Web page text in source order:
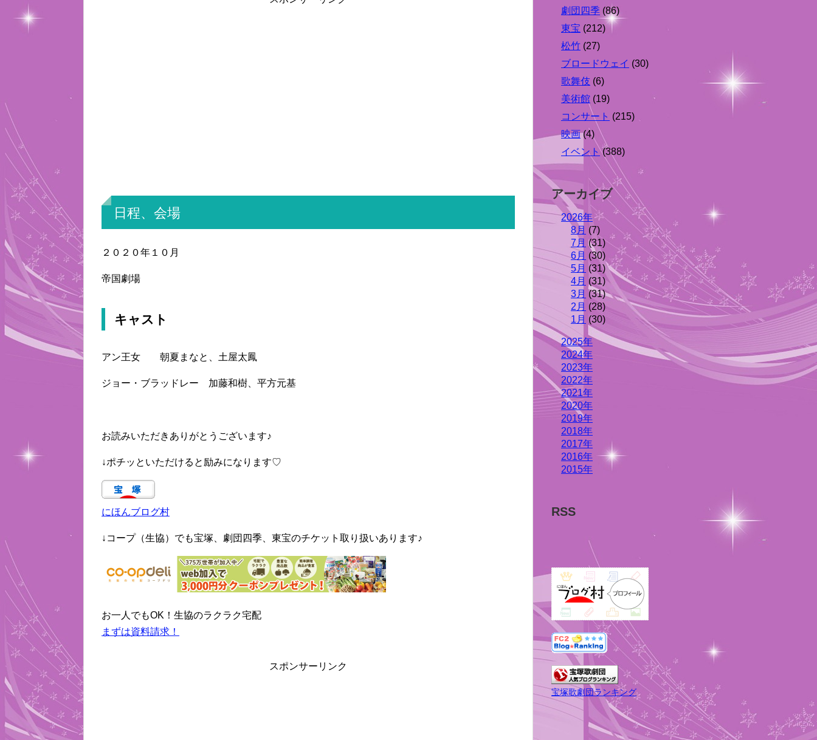
日程、会場
２０２０年１０月
帝国劇場
キャスト
アン王女 朝夏まなと、土屋太鳳
ジョー・ブラッドレー 加藤和樹、平方元基
お読みいただきありがとうございます♪
↓ポチッといただけると励みになります♡
にほんブログ村
↓コープ（生協）でも宝塚、劇団四季、東宝のチケット取り扱いあります♪
お一人でもOK！生協のラクラク宅配
まずは資料請求！
スポンサーリンク
劇団四季 (86)
東宝 (212)
松竹 (27)
ブロードウェイ (30)
歌舞伎 (6)
美術館 (19)
コンサート (215)
映画(4)
イベント(388)
アーカイブ
2026年
8月 (7)
7月 (31)
6月 (30)
5月 (31)
4月 (31)
3月 (31)
2月 (28)
1月 (30)
2025年
2024年
2023年
2022年
2021年
2020年
2019年
2018年
2017年
2016年
2015年
RSS
宝塚歌劇団ランキング